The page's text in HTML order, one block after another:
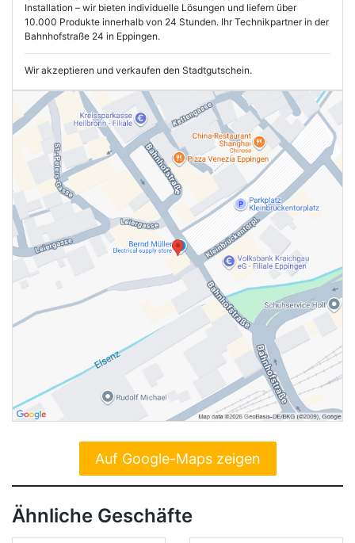
Installation – wir bieten individuelle Lösungen und liefern über
10.000 Produkte innerhalb von 24 Stunden. Ihr Technikpartner in der
Bahnhofstraße 24 in Eppingen.
Wir akzeptieren und verkaufen den Stadtgutschein.
Auf Google-Maps zeigen
Ähnliche Geschäfte